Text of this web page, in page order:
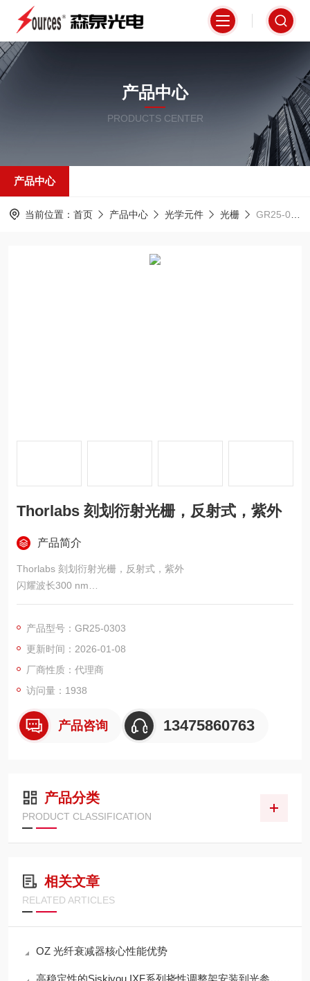
产品中心
PRODUCTS CENTER
产品中心
当前位置： 首页 产品中心 光学元件 光栅 GR25-0303Thorlabs 刻划衍射光栅，反射式，紫外
Thorlabs 刻划衍射光栅，反射式，紫外
产品简介
Thorlabs 刻划衍射光栅，反射式，紫外
闪耀波长300 nm
闪耀波长下具有高光栅效率：60% - 80%
铝反射膜
钠钙玻璃基底，300或1200 Grooves/mm
由带刻划的基底制成
产品型号：GR25-0303
更新时间：2026-01-08
厂商性质：代理商
访问量：1938
产品咨询 13475860763
产品分类
PRODUCT CLASSIFICATION
相关文章
RELATED ARTICLES
OZ 光纤衰减器核心性能优势
高稳定性的Siskiyou IXF系列挠性调整架安装到光参量振荡器保证稳定运行